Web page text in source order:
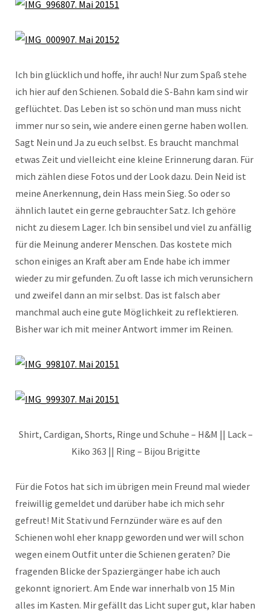
Ich bin glücklich und hoffe, ihr auch! Nur zum Spaß stehe
ich hier auf den Schienen. Sobald die S-Bahn kam sind wir
geflüchtet. Das Leben ist so schön und man muss nicht
immer nur so sein, wie andere einen gerne haben wollen.
Sagt Nein und Ja zu euch selbst. Es braucht manchmal
etwas Zeit und vielleicht eine kleine Erinnerung daran. Für
mich zählen diese Fotos und der Look dazu. Dein Neid ist
meine Anerkennung, dein Hass mein Sieg. So oder so
ähnlich lautet ein gerne gebrauchter Satz. Ich gehöre
nicht zu diesem Lager. Ich bin sensibel und viel zu anfällig
für die Meinung anderer Menschen. Das kostete mich
schon einiges an Kraft aber am Ende habe ich immer
wieder zu mir gefunden. Zu oft lasse ich mich verunsichern
und zweifel dann an mir selbst. Das ist falsch aber
manchmal auch eine gute Möglichkeit zu reflektieren.
Bisher war ich mit meiner Antwort immer im Reinen.
Shirt, Cardigan, Shorts, Ringe und Schuhe – H&M || Lack –
Kiko 363 || Ring – Bijou Brigitte
Für die Fotos hat sich im übrigen mein Freund mal wieder
freiwillig gemeldet und darüber habe ich mich sehr
gefreut! Mit Stativ und Fernzünder wäre es auf den
Schienen wohl eher knapp geworden und wer will schon
wegen einem Outfit unter die Schienen geraten? Die
fragenden Blicke der Spaziergänger habe ich auch
gekonnt ignoriert. Am Ende war innerhalb von 15 Min
alles im Kasten. Mir gefällt das Licht super gut, klar haben